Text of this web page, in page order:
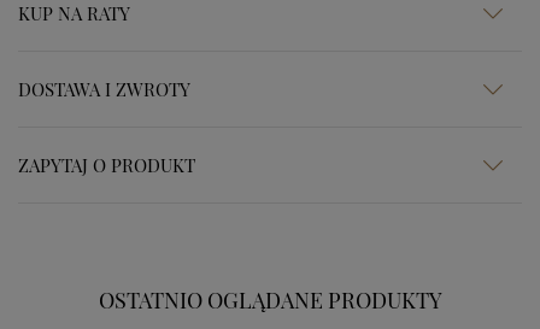
KUP NA RATY
DOSTAWA I ZWROTY
ZAPYTAJ O PRODUKT
OSTATNIO OGLĄDANE PRODUKTY